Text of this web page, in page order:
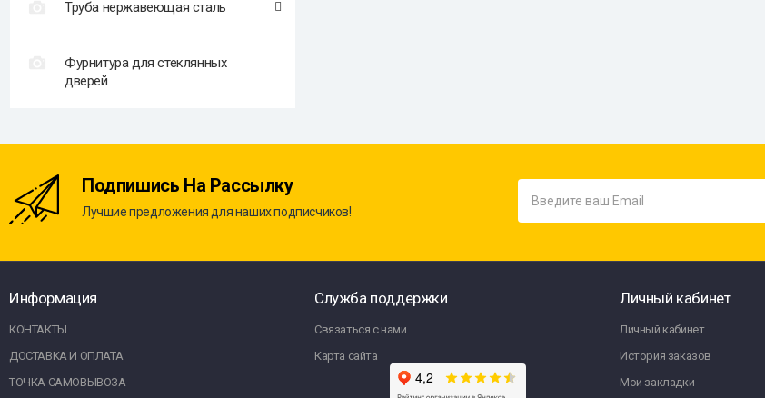
Труба нержавеющая сталь
Фурнитура для стеклянных
дверей
Подпишись На Рассылку
Лучшие предложения для наших подписчиков!
Информация
КОНТАКТЫ
ДОСТАВКА И ОПЛАТА
ТОЧКА САМОВЫВОЗА
Служба поддержки
Связаться с нами
Карта сайта
Личный кабинет
Личный кабинет
История заказов
Мои закладки